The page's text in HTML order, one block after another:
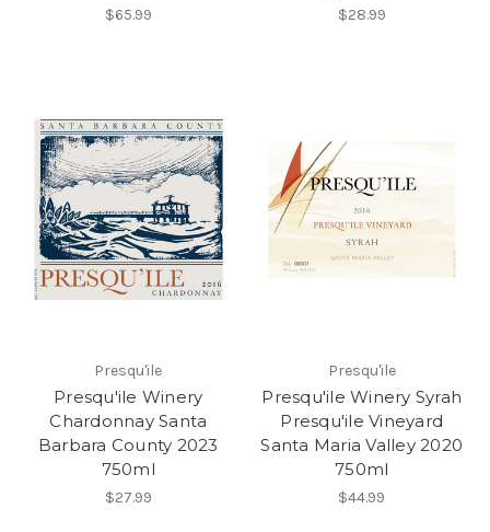
$65.99 $28.99
Presqu'ile
Presqu'ile Winery
Chardonnay Santa
Barbara County 2023
750ml
$27.99
Presqu'ile
Presqu'ile Winery Syrah
Presqu'ile Vineyard
Santa Maria Valley 2020
750ml
$44.99